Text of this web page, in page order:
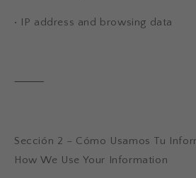
• IP address and browsing data
⸻
Sección 2 – Cómo Usamos Tu
How We Use Your Information